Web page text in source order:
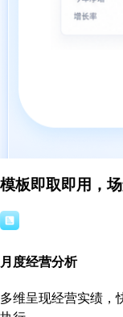
模板即取即用，
月度经营分析
多维呈现经营实绩，